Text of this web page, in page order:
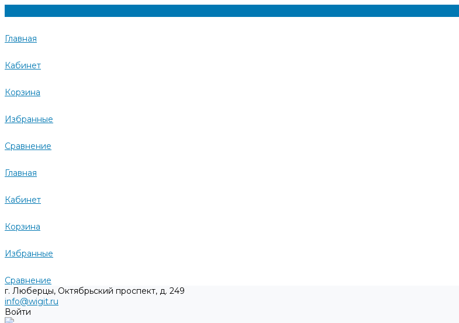
Главная
Кабинет
Корзина
Избранные
Сравнение
Главная
Кабинет
Корзина
Избранные
Сравнение
г. Люберцы, Октябрьский проспект, д. 249
info@wigit.ru
Войти